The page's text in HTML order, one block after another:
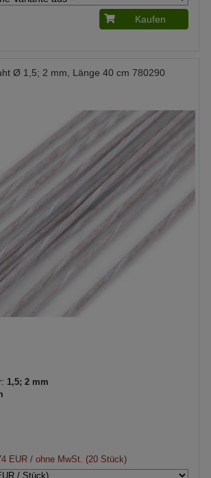
Kaufen
Ø 1,5; 2 mm, Länge 40 cm 780290
1,5; 2 mm
EUR/ ohne MwSt. (20 Stück)